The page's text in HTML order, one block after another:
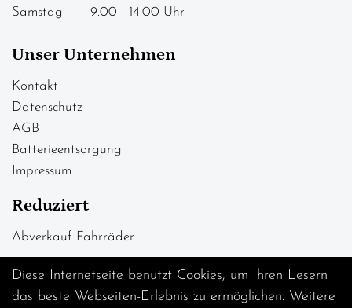
Samstag 9.00 - 14.00 Uhr
Unser Unternehmen
Kontakt
Datenschutz
AGB
Batterieentsorgung
Impressum
Reduziert
Abverkauf Fahrräder
Diese Internetseite benutzt Cookies, um Ihren Lesern
das beste Webseiten-Erlebnis zu ermöglichen. Weitere